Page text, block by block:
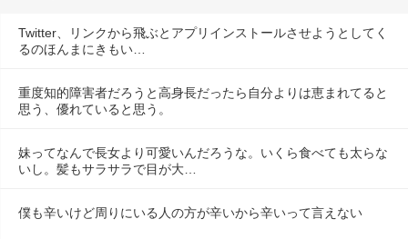
Twitter、リンクから飛ぶとアプリインストールさせようとしてく
るのほんまにきもい…
重度知的障害者だろうと高身長だったら自分よりは恵まれてると
思う、優れていると思う。
妹ってなんで長女より可愛いんだろうな。いくら食べても太らな
いし。髪もサラサラで目が大…
僕も辛いけど周りにいる人の方が辛いから辛いって言えない